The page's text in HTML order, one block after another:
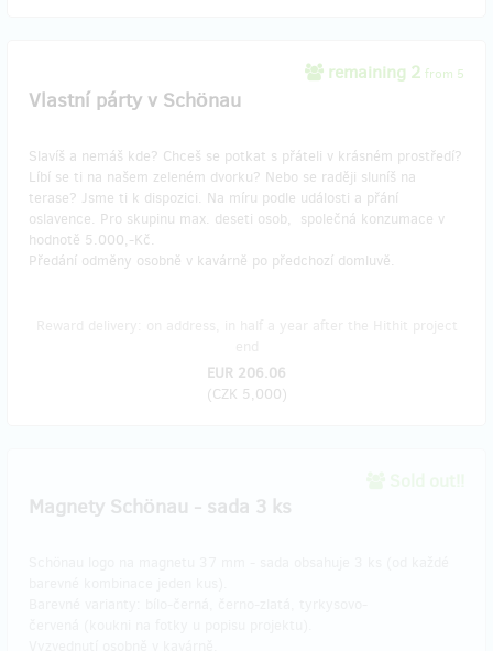
remaining 2 from 5
Vlastní párty v Schönau
Slavíš a nemáš kde? Chceš se potkat s přáteli v krásném prostředí?
Líbí se ti na našem zeleném dvorku? Nebo se raději sluníš na
terase? Jsme ti k dispozici. Na míru podle události a přání
oslavence. Pro skupinu max. deseti osob, společná konzumace v
hodnotě 5.000,-Kč.
Předání odměny osobně v kavárně po předchozí domluvě.
EUR 206.06
(CZK 5,000)
Magnety Schönau - sada 3 ks